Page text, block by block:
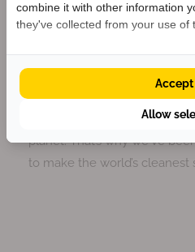
i
d
S
n
a
l
i
d
S
n
a
l
Cleaner
Planet
We envision a shoe industry
on lives without having a
planet. That’s why we've
to make the world’s cleanest
combine it with other information
they've collected from your use of
Allow
én blijf op de hoogte
Krijg 5%